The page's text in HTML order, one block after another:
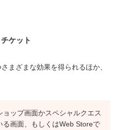
ケット
まざまな効果を得られるほか、
ップ画面かスペシャルクエス
る画面、もしくはWeb Storeで